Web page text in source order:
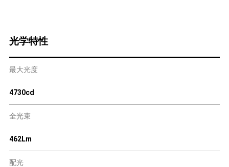
光学特性
最大光度
4730cd
全光束
462Lm
配光